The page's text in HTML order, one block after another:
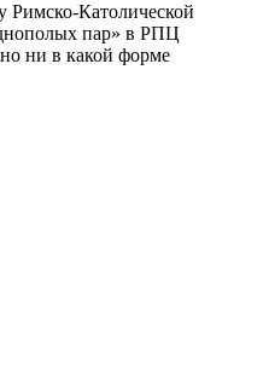
Римско-Католической
пар» в РПЦ
ни в какой форме